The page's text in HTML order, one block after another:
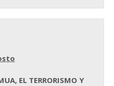
EL TERRORISMO Y